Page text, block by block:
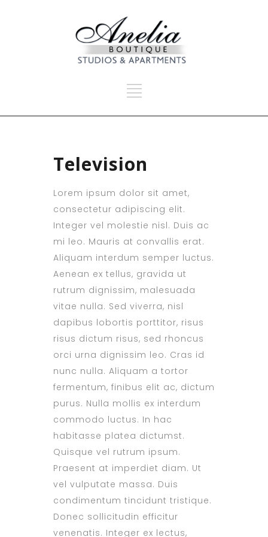
Television
Lorem ipsum dolor sit amet,
consectetur adipiscing elit.
Integer vel molestie nisl. Duis ac
mi leo. Mauris at convallis erat.
Aliquam interdum semper luctus.
Aenean ex tellus, gravida ut
rutrum dignissim, malesuada
vitae nulla. Sed viverra, nisl
dapibus lobortis porttitor, risus
risus dictum risus, sed rhoncus
orci urna dignissim leo. Cras id
nunc nulla. Aliquam a tortor
fermentum, finibus elit ac, dictum
purus. Nulla mollis ex interdum
commodo luctus. In hac
habitasse platea dictumst.
Quisque vel rutrum ipsum.
Praesent at imperdiet diam. Ut
vel vulputate massa. Duis
condimentum tincidunt tristique.
Donec sollicitudin efficitur
venenatis. Integer ex lectus,